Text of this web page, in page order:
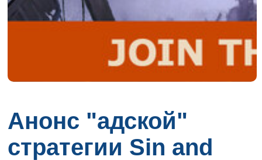
Анонс "адской"
стратегии Sin and